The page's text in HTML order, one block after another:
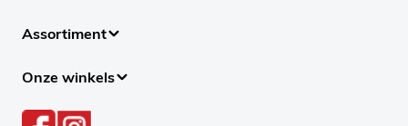
Assortiment
Onze winkels